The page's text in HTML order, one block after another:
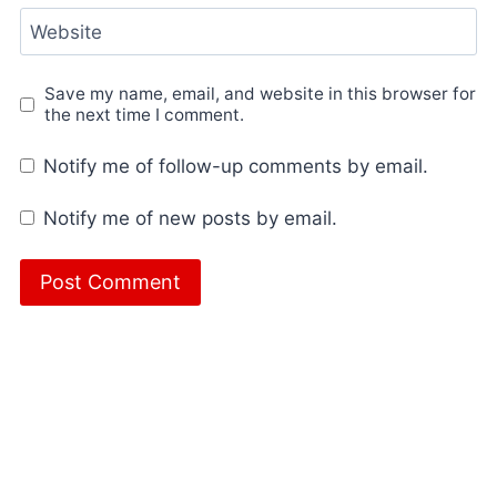
Website
Save my name, email, and website in this browser for
the next time I comment.
Notify me of follow-up comments by email.
Notify me of new posts by email.